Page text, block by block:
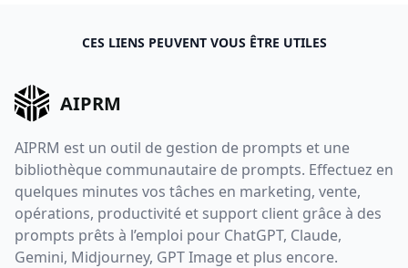
CES LIENS PEUVENT VOUS ÊTRE UTILES
AIPRM
AIPRM est un outil de gestion de prompts et une
bibliothèque communautaire de prompts. Effectuez en
quelques minutes vos tâches en marketing, vente,
opérations, productivité et support client grâce à des
prompts prêts à l’emploi pour ChatGPT, Claude,
Gemini, Midjourney, GPT Image et plus encore.